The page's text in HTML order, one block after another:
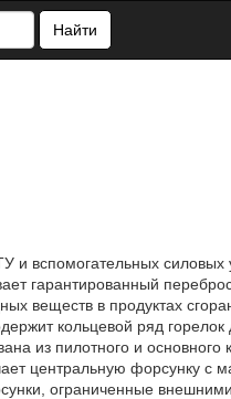
Найти
и вспомогательных
гарантированный
веществ в продуктах
кольцевой ряд
из пилотного и основного
центральную форсунку с
ограниченные